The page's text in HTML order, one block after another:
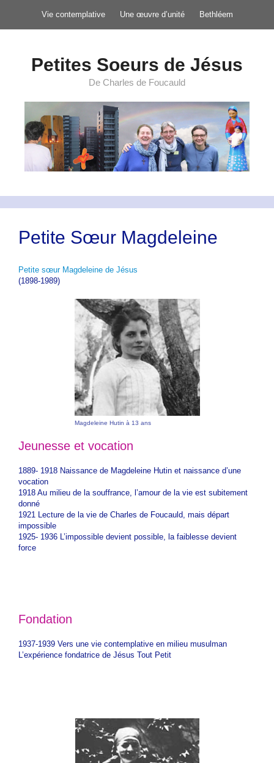
Vie contemplative Une œuvre d’unité Bethléem
Petites Soeurs de Jésus
De Charles de Foucauld
Petite Sœur Magdeleine
Petite sœur Magdeleine de Jésus
(1898-1989)
Magdeleine Hutin à 13 ans
Jeunesse et vocation
1889- 1918 Naissance de Magdeleine Hutin et naissance d’une
vocation
1918 Au milieu de la souffrance, l’amour de la vie est subitement
donné
1921 Lecture de la vie de Charles de Foucauld, mais départ
impossible
1925- 1936 L’impossible devient possible, la faiblesse devient
force
Fondation
1937-1939 Vers une vie contemplative en milieu musulman
L’expérience fondatrice de Jésus Tout Petit